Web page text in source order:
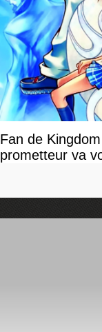
Fan de
prometteur va